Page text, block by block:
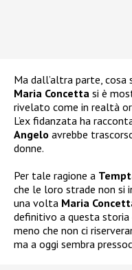
Ma dall’altra parte, cosa
Maria Concetta si è
rivelato come in realtà
L’ex fidanzata ha
Angelo avrebbe
donne.
Per tale ragione a
che le loro strade non si
una volta Maria
definitivo a questa
meno che non ci
ma a oggi sembra